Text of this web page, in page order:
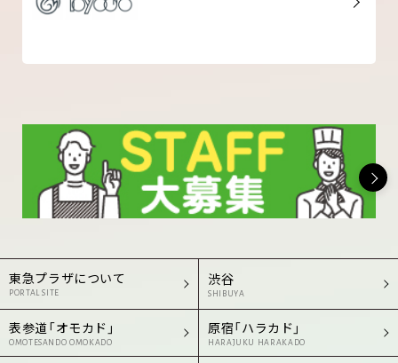
東急プラザについて
PORTAL SITE
渋谷
SHIBUYA
表参道「オモカド」
OMOTESANDO OMOKADO
原宿「ハラカド」
HARAJUKU HARAKADO